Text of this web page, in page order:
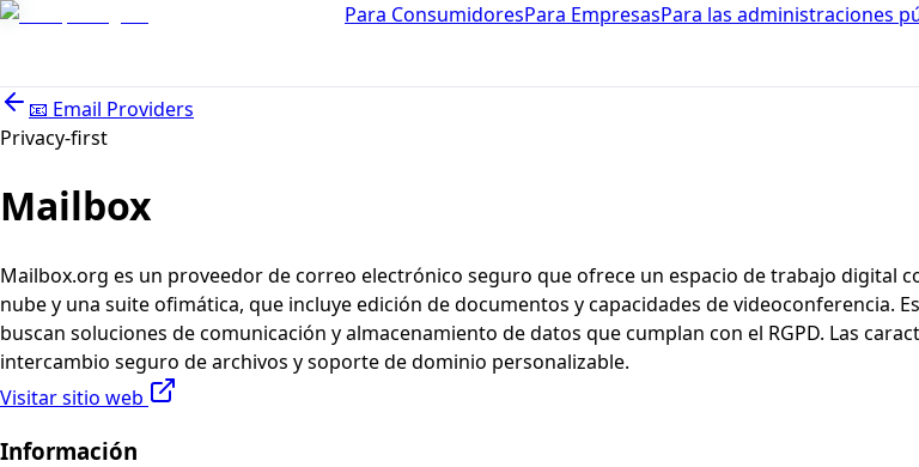
Para ConsumidoresPara EmpresasPara las administraciones
📧 Email Providers
Privacy-first
Mailbox
Mailbox.org es un proveedor de correo electrónico seguro que ofrece un espacio de trabajo digital
nube y una suite ofimática, que incluye edición de documentos y capacidades de videoconferencia.
buscan soluciones de comunicación y almacenamiento de datos que cumplan con el RGPD. Las
intercambio seguro de archivos y soporte de dominio personalizable.
Visitar sitio web
Información